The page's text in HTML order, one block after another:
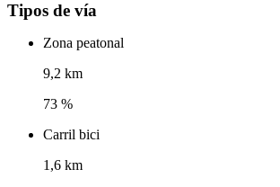
Tipos de vía
Zona peatonal
9,2 km
73 %
Carril bici
1,6 km